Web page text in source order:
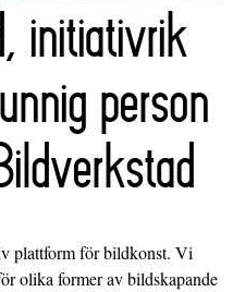
initiativrik
person
plattform för bildkonst. Vi
olika former av bildskapande